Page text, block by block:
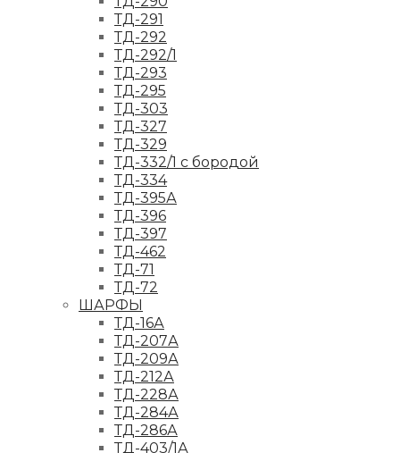
ТД-291
ТД-292
ТД-292/1
ТД-293
ТД-295
ТД-303
ТД-327
ТД-329
ТД-332/1 с бородой
ТД-334
ТД-395А
ТД-396
ТД-397
ТД-462
ТД-71
ТД-72
ШАРФЫ
ТД-16А
ТД-207А
ТД-209А
ТД-212А
ТД-228А
ТД-284А
ТД-286А
ТД-403/1А